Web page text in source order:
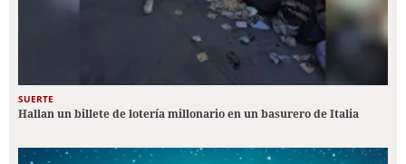
SUERTE
Hallan un billete de lotería millonario en un basurero de Italia